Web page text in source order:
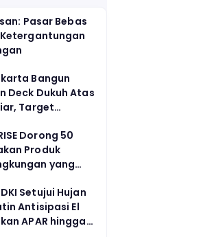
Pasar Bebas
Bangun
Deck Dukuh Atas
Target
Dorong 50
Produk
yang
Setujui Hujan
Antisipasi El
APAR hingga